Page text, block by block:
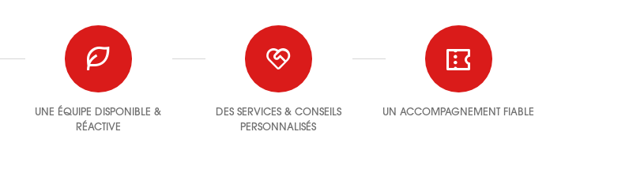
UNE ÉQUIPE DISPONIBLE &
RÉACTIVE
DES SERVICES & CONSEILS
PERSONNALISÉS
UN ACCOMPAGNEMENT FIABLE